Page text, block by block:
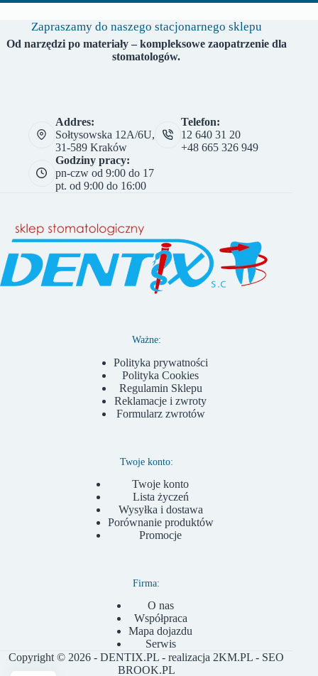
Zapraszamy do naszego stacjonarnego sklepu
Od narzędzi po materiały – kompleksowe zaopatrzenie dla
stomatologów.
Addres:
Sołtysowska 12A/6U,
31-589 Kraków
Telefon:
12 640 31 20
+48 665 326 949
Godziny pracy:
pn-czw od 9:00 do 17
pt. od 9:00 do 16:00
Ważne:
Polityka prywatności
Polityka Cookies
Regulamin Sklepu
Reklamacje i zwroty
Formularz zwrotów
Twoje konto:
Twoje konto
Lista życzeń
Wysyłka i dostawa
Porównanie produktów
Promocje
Firma:
O nas
Współpraca
Mapa dojazdu
Serwis
Copyright © 2026 - DENTIX.PL - realizacja 2KM.PL - SEO
BROOK.PL